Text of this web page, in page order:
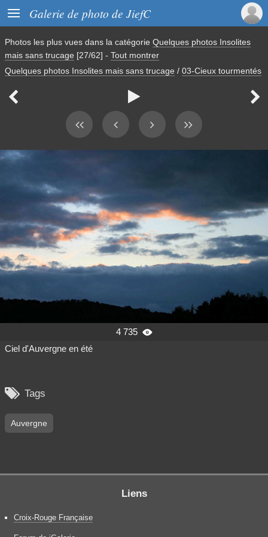
 Galerie de photo de JiefC
Photos les plus vues dans la catégorie Quelques photos Insolites
mais sans trucage [27/62] - Tout montrer
Quelques photos Insolites mais sans trucage / 03-Cieux tourmentés
  
4 735 
Ciel d'Auvergne en été
 Tags
Auvergne
Liens
Croix-Rouge Française